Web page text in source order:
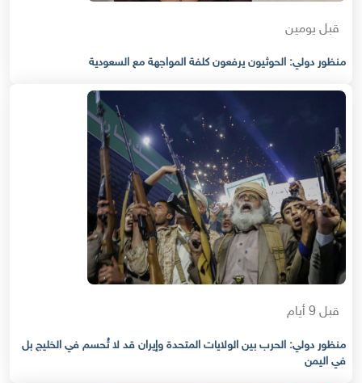
قبل يومين
منظور دولي: الحوثيون يرفعون كلفة المواجهة مع السعودية
قبل 9 أيام
منظور دولي: الحرب بين الولايات المتحدة وإيران قد لا تُحسم في الخليج بل
في اليمن